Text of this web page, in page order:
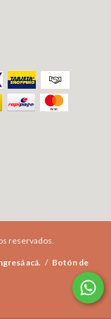
reservados.
acá. / Botón de